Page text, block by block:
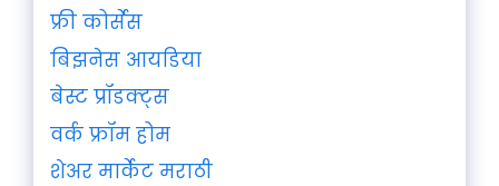
फ्री कोर्सेस
बिझनेस आयडिया
बेस्ट प्रॉडक्ट्स
वर्क फ्रॉम होम
शेअर मार्केट मराठी